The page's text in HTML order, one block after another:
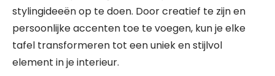
stylingideeën op te doen. Door creatief te zijn en
persoonlijke accenten toe te voegen, kun je elke
tafel transformeren tot een uniek en stijlvol
element in je interieur.